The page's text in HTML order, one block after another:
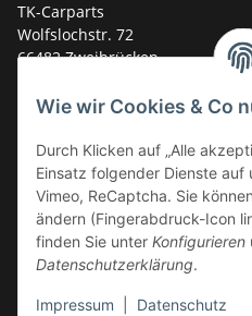
Wie wir Cookies & Co
Durch Klicken auf „Alle
Einsatz folgender Dienste auf
Vimeo, ReCaptcha. Sie
ändern (Fingerabdruck-Icon
finden Sie unter Konfigurieren
Datenschutzerklärung.
Impressum Datenschutz
TK-Carparts
Wolfslochstr. 72
66482 Zweibrücken
Service-Hotline +49 (0)6332 - 48
E-Mail:mail@tk-carparts.de
Montag-Donnerstag von 13 bis